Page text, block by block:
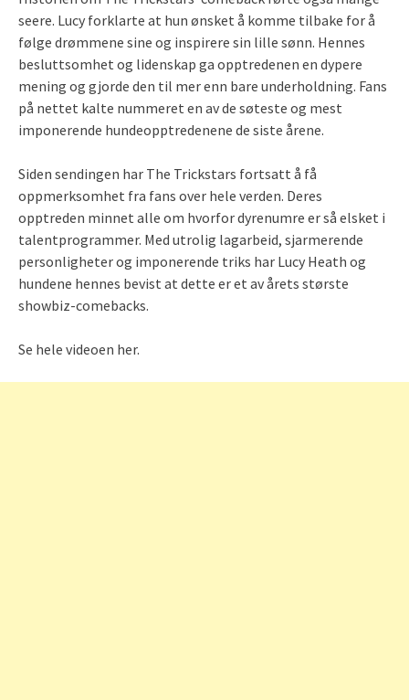
seere. Lucy forklarte at hun ønsket å komme tilbake for å
følge drømmene sine og inspirere sin lille sønn. Hennes
besluttsomhet og lidenskap ga opptredenen en dypere
mening og gjorde den til mer enn bare underholdning. Fans
på nettet kalte nummeret en av de søteste og mest
imponerende hundeopptredenene de siste årene.
Siden sendingen har The Trickstars fortsatt å få
oppmerksomhet fra fans over hele verden. Deres
opptreden minnet alle om hvorfor dyrenumre er så elsket i
talentprogrammer. Med utrolig lagarbeid, sjarmerende
personligheter og imponerende triks har Lucy Heath og
hundene hennes bevist at dette er et av årets største
showbiz-comebacks.
Se hele videoen her.